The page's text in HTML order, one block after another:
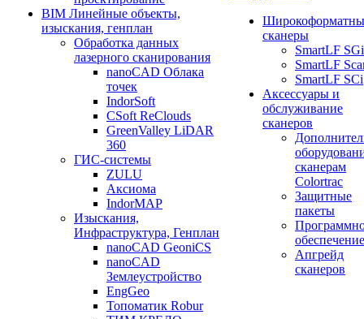
BIM Линейные объекты,
изыскания, генплан
Обработка данных
лазерного сканирования
nanoCAD Облака
точек
IndorSoft
CSoft ReClouds
GreenValley LiDAR
360
ГИС-системы
ZULU
Аксиома
IndorMAP
Изыскания,
Инфраструктура, Генплан
nanoCAD GeoniCS
nanoCAD
Землеустройство
EngGeo
Топоматик Robur
сканеры
SmartLF SGi
SmartLF
SmartLF SCi
Аксессуары и
обслуживание
сканеров
сканерам
Colortrac
Защитные
пакеты
обеспечение
Апгрейд
сканеров